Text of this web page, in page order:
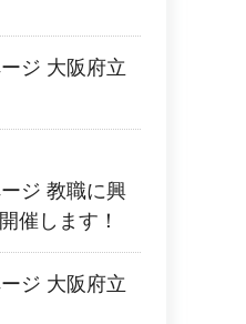
ジ 大阪府立
ジ 教職に興
催します！
ジ 大阪府立